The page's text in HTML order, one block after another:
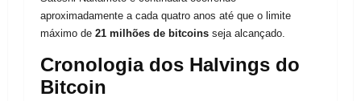
aproximadamente a cada quatro anos até que o limite
máximo de 21 milhões de bitcoins seja alcançado.
Cronologia dos Halvings do
Bitcoin